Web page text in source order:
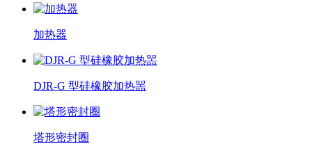
加热器
DJR-G 型硅橡胶加热噐
塔形密封圈